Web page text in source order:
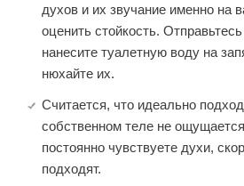
духов и их звучание именно на
оценить стойкость.
нанесите туалетную воду на
нюхайте их.
Считается, что идеально
собственном теле не
постоянно чувствуете духи,
подходят.